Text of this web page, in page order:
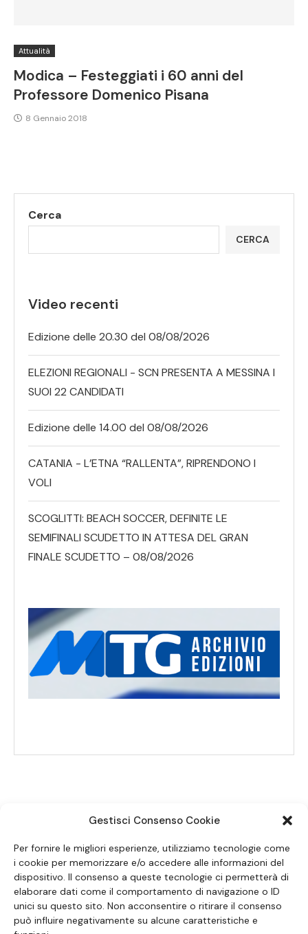
Gestisci Consenso Cookie
Per fornire le migliori esperienze, utilizziamo tecnologie come
i cookie per memorizzare e/o accedere alle informazioni del
dispositivo. Il consenso a queste tecnologie ci permetterà di
elaborare dati come il comportamento di navigazione o ID
unici su questo sito. Non acconsentire o ritirare il consenso
può influire negativamente su alcune caratteristiche e
Attualità
Modica – Festeggiati i 60 anni del
Professore Domenico Pisana
8 Gennaio 2018
Cerca
CERCA
Video recenti
Edizione delle 20.30 del 08/08/2026
ELEZIONI REGIONALI - SCN PRESENTA A MESSINA I
SUOI 22 CANDIDATI
Edizione delle 14.00 del 08/08/2026
CATANIA - L’ETNA “RALLENTA”, RIPRENDONO I
VOLI
SCOGLITTI: BEACH SOCCER, DEFINITE LE
SEMIFINALI SCUDETTO IN ATTESA DEL GRAN
FINALE SCUDETTO – 08/08/2026
SEGUICI SUI SOCIAL